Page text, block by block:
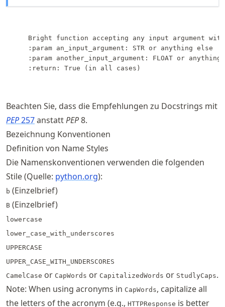
Bright function accepting any input argument
    :param an_input_argument: STR or anything else
:param another_input_argument: FLOAT or anything
    :return: True (in all cases)
Beachten Sie, dass die Empfehlungen zu Docstrings mit
PEP257anstattPEP8.
Bezeichnung Konventionen
Definition von Name Styles
Die Namenskonventionen verwenden die folgenden
Stile (Quelle: python.org):
b (Einzelbrief)
B (Einzelbrief)
lowercase
lower_case_with_underscores
UPPERCASE
UPPER_CASE_WITH_UNDERSCORES
CamelCase or CapWords or CapitalizedWords or StudlyCaps.
Note: When using acronyms in CapWords, capitalize all
the letters of the acronym (e.g., HTTPResponse is better